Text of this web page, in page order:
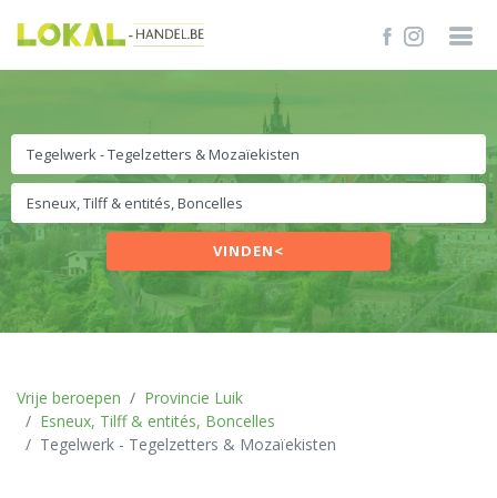
VINDEN<
Vrije beroepen
Provincie Luik
Esneux, Tilff & entités, Boncelles
Tegelwerk - Tegelzetters & Mozaïekisten